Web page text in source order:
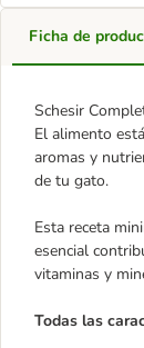
Ficha de
Schesir
El alimento
aromas y
de tu gato.
Esta receta
esencial
vitaminas y
Todas las